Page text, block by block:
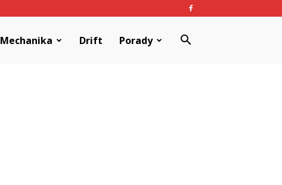
Mechanika Drift Porady